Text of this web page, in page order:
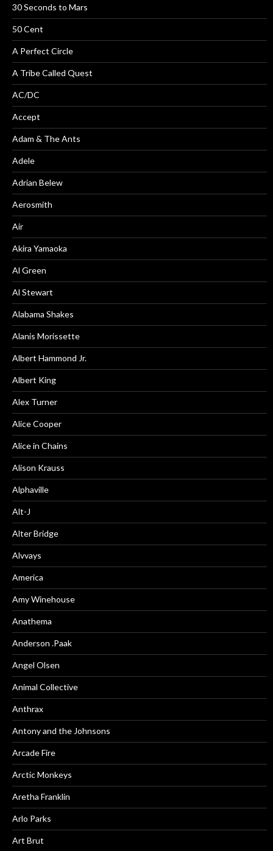
30 Seconds to Mars
50 Cent
A Perfect Circle
A Tribe Called Quest
AC/DC
Accept
Adam & The Ants
Adele
Adrian Belew
Aerosmith
Air
Akira Yamaoka
Al Green
Al Stewart
Alabama Shakes
Alanis Morissette
Albert Hammond Jr.
Albert King
Alex Turner
Alice Cooper
Alice in Chains
Alison Krauss
Alphaville
Alt-J
Alter Bridge
Alvvays
America
Amy Winehouse
Anathema
Anderson .Paak
Angel Olsen
Animal Collective
Anthrax
Antony and the Johnsons
Arcade Fire
Arctic Monkeys
Aretha Franklin
Arlo Parks
Art Brut